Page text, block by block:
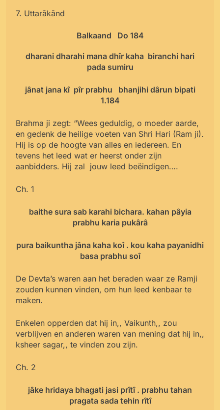
7. Uttarākānd
Balkaand Do 184
dharani dharahi mana dhîr kaha biranchi hari
pada sumiru
jânat jana kî pîr prabhu bhanjihi dârun bipati
1.184
Brahma ji zegt: “Wees geduldig, o moeder aarde,
en gedenk de heilige voeten van Shri Hari (Ram ji).
Hij is op de hoogte van alles en iedereen. En
tevens het leed wat er heerst onder zijn
aanbidders. Hij zal jouw leed beëindigen….
Ch. 1
baithe sura sab karahi bichara. kahan pâyia
prabhu karia pukârâ
pura baikuntha jâna kaha koî . kou kaha payanidhi
basa prabhu soî
De Devta’s waren aan het beraden waar ze Ramji
zouden kunnen vinden, om hun leed kenbaar te
maken.
Enkelen opperden dat hij in,, Vaikunth,, zou
verblijven en anderen waren van mening dat hij in,,
ksheer sagar,, te vinden zou zijn.
Ch. 2
jâke hridaya bhagati jasi prîtî . prabhu tahan
pragata sada tehin rîtî